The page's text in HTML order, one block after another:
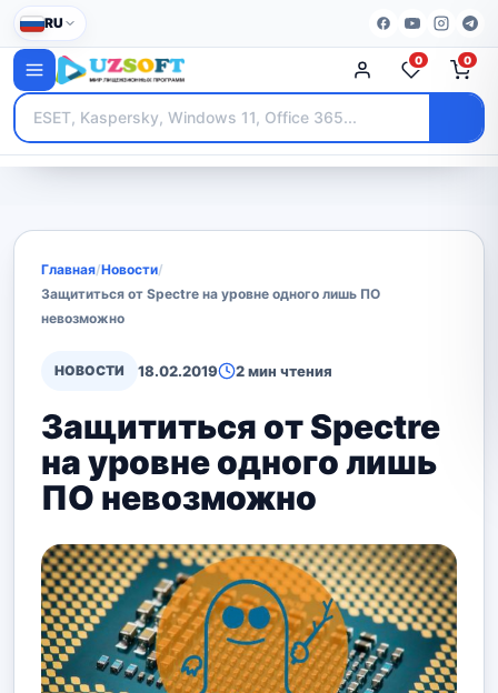
RU
0 0
Главная/Новости/
Защититься от Spectre на уровне одного лишь ПО
невозможно
НОВОСТИ 18.02.2019 2 мин чтения
Защититься от Spectre
на уровне одного лишь
ПО невозможно